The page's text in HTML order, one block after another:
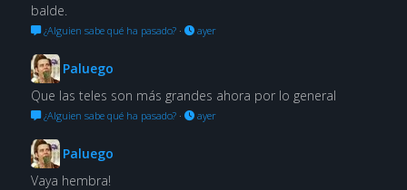
balde.
¿Alguien sabe qué ha pasado?· ayer
Paluego
Que las teles son más grandes ahora por lo general
¿Alguien sabe qué ha pasado?· ayer
Paluego
Vaya hembra!